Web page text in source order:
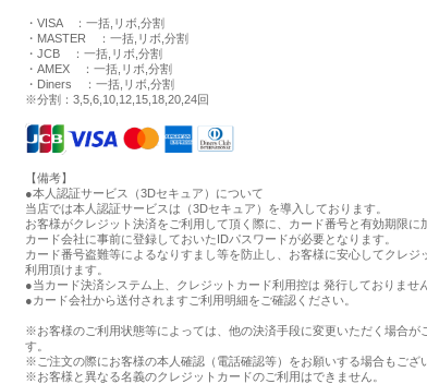
・VISA ：一括,リボ,分割
・MASTER ：一括,リボ,分割
・JCB ：一括,リボ,分割
・AMEX ：一括,リボ,分割
・Diners ：一括,リボ,分割
※分割：3,5,6,10,12,15,18,20,24回
【備考】
●本人認証サービス（3Dセキュア）について
当店では本人認証サービスは（3Dセキュア）を導入しております。
お客様がクレジット決済をご利用して頂く際に、カード番号と有効期限に
カード会社に事前に登録しておいたIDパスワードが必要となります。
カード番号盗難等によるなりすまし等を防止し、お客様に安心してクレジ
利用頂けます。
●当カード決済システム上、クレジットカード利用控は 発行しておりません
●カード会社から送付されますご利用明細をご確認ください。
※お客様のご利用状態等によっては、他の決済手段に変更いただく場合が
す。
※ご注文の際にお客様の本人確認（電話確認等）をお願いする場合もござ
※お客様と異なる名義のクレジットカードのご利用はできません。